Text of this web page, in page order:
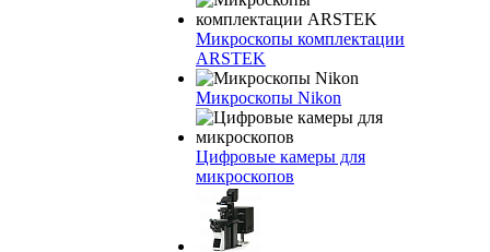
Микроскопы комплектации
ARSTEK
Микроскопы Nikon
Цифровые камеры для
микроскопов